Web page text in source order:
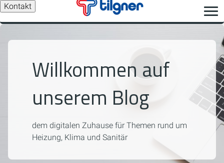
Kontakt
Willkommen auf
unserem Blog
dem digitalen Zuhause für Themen rund um
Heizung, Klima und Sanitär